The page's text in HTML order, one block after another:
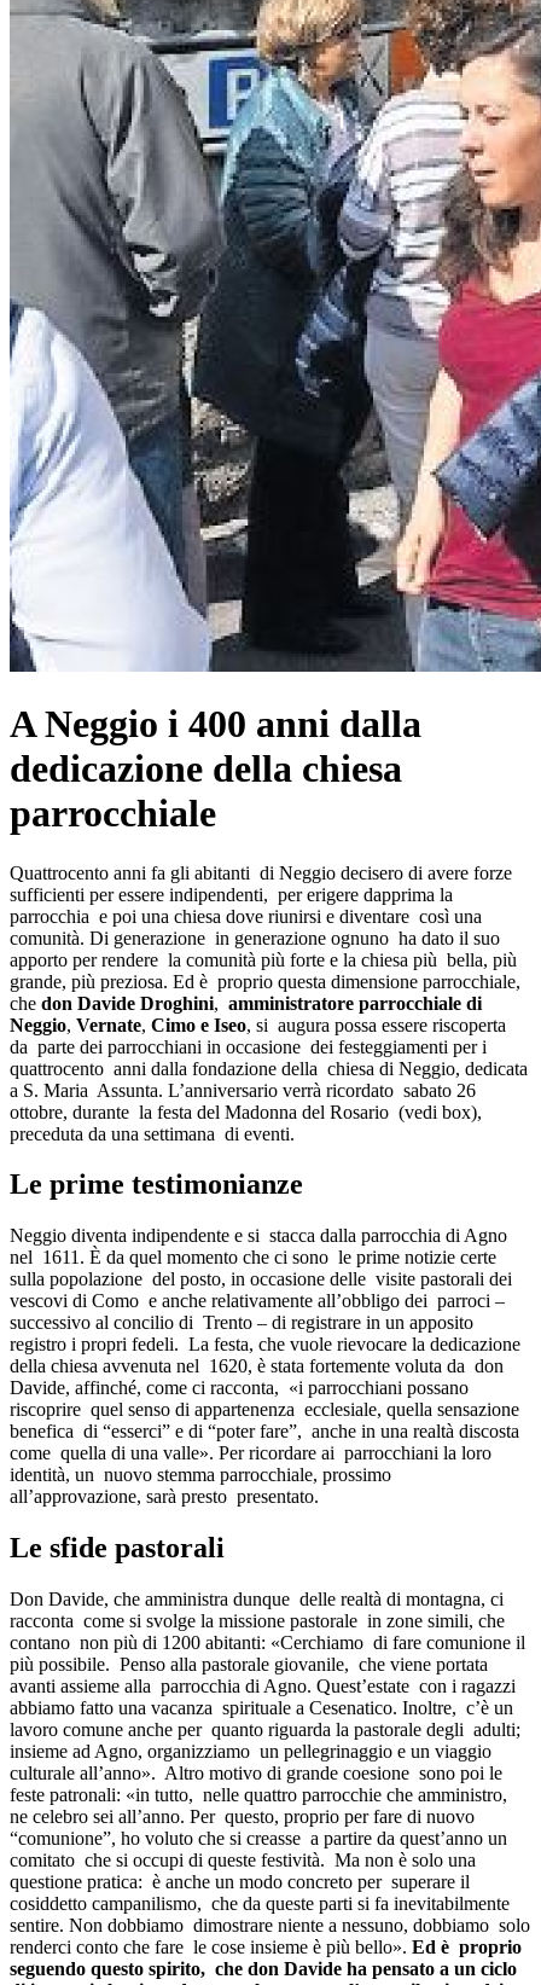
A Neggio i 400 anni dalla
dedicazione della chiesa
parrocchiale
Quattrocento anni fa gli abitanti di Neggio decisero di avere forze
sufficienti per essere indipendenti, per erigere dapprima la
parrocchia e poi una chiesa dove riunirsi e diventare così una
comunità. Di generazione in generazione ognuno ha dato il suo
apporto per rendere la comunità più forte e la chiesa più bella, più
grande, più preziosa. Ed è proprio questa dimensione parrocchiale,
che don Davide Droghini, amministratore parrocchiale di
Neggio, Vernate, Cimo e Iseo, si augura possa essere riscoperta
da parte dei parrocchiani in occasione dei festeggiamenti per i
quattrocento anni dalla fondazione della chiesa di Neggio, dedicata
a S. Maria Assunta. L’anniversario verrà ricordato sabato 26
ottobre, durante la festa del Madonna del Rosario (vedi box),
preceduta da una settimana di eventi.
Le prime testimonianze
Neggio diventa indipendente e si stacca dalla parrocchia di Agno
nel 1611. È da quel momento che ci sono le prime notizie certe
sulla popolazione del posto, in occasione delle visite pastorali dei
vescovi di Como e anche relativamente all’obbligo dei parroci –
successivo al concilio di Trento – di registrare in un apposito
registro i propri fedeli. La festa, che vuole rievocare la dedicazione
della chiesa avvenuta nel 1620, è stata fortemente voluta da don
Davide, affinché, come ci racconta, «i parrocchiani possano
riscoprire quel senso di appartenenza ecclesiale, quella sensazione
benefica di “esserci” e di “poter fare”, anche in una realtà discosta
come quella di una valle». Per ricordare ai parrocchiani la loro
identità, un nuovo stemma parrocchiale, prossimo
all’approvazione, sarà presto presentato.
Le sfide pastorali
Don Davide, che amministra dunque delle realtà di montagna, ci
racconta come si svolge la missione pastorale in zone simili, che
contano non più di 1200 abitanti: «Cerchiamo di fare comunione il
più possibile. Penso alla pastorale giovanile, che viene portata
avanti assieme alla parrocchia di Agno. Quest’estate con i ragazzi
abbiamo fatto una vacanza spirituale a Cesenatico. Inoltre, c’è un
lavoro comune anche per quanto riguarda la pastorale degli adulti;
insieme ad Agno, organizziamo un pellegrinaggio e un viaggio
culturale all’anno». Altro motivo di grande coesione sono poi le
feste patronali: «in tutto, nelle quattro parrocchie che amministro,
ne celebro sei all’anno. Per questo, proprio per fare di nuovo
“comunione”, ho voluto che si creasse a partire da quest’anno un
comitato che si occupi di queste festività. Ma non è solo una
questione pratica: è anche un modo concreto per superare il
cosiddetto campanilismo, che da queste parti si fa inevitabilmente
sentire. Non dobbiamo dimostrare niente a nessuno, dobbiamo solo
renderci conto che fare le cose insieme è più bello». Ed è proprio
seguendo questo spirito, che don Davide ha pensato a un ciclo